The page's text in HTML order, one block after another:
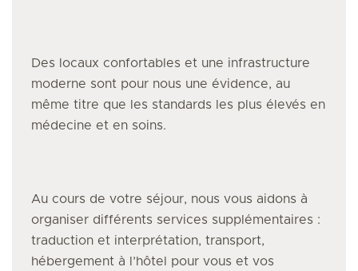
Des locaux confortables et une infrastructure
moderne sont pour nous une évidence, au
même titre que les standards les plus élevés en
médecine et en soins.
Au cours de votre séjour, nous vous aidons à
organiser différents services supplémentaires :
traduction et interprétation, transport,
hébergement à l’hôtel pour vous et vos